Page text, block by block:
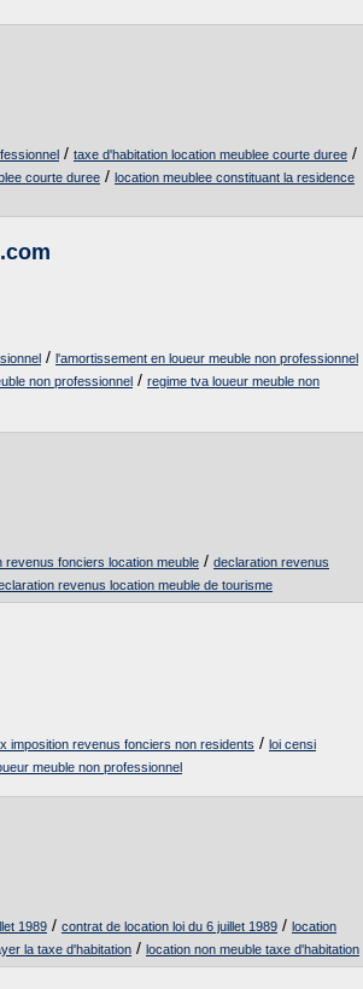
/ taxe d'habitation location meublee courte duree /
courte duree / location meublee constituant la residence
/ l'amortissement en loueur meuble non professionnel
non professionnel / regime tva loueur meuble non
revenus fonciers location meuble / declaration revenus
revenus location meuble de tourisme
imposition revenus fonciers non residents / loi censi
meuble non professionnel
1989 / contrat de location loi du 6 juillet 1989 / location
la taxe d'habitation / location non meuble taxe d'habitation